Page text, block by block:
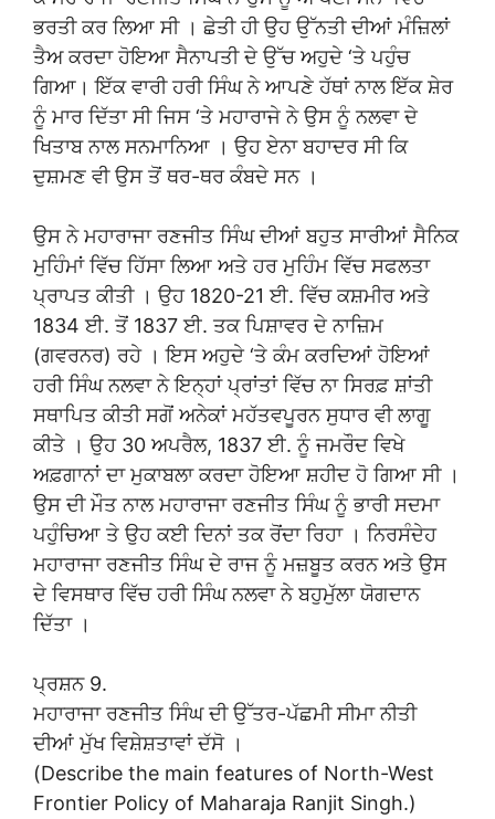
ਭਰਤੀ ਕਰ ਲਿਆ ਸੀ । ਛੇਤੀ ਹੀ ਉਹ ਉੱਨਤੀ ਦੀਆਂ ਮੰਜ਼ਿਲਾਂ
ਤੈਅ ਕਰਦਾ ਹੋਇਆ ਸੈਨਾਪਤੀ ਦੇ ਉੱਚ ਅਹੁਦੇ ‘ਤੇ ਪਹੁੰਚ
ਗਿਆ। ਇੱਕ ਵਾਰੀ ਹਰੀ ਸਿੰਘ ਨੇ ਆਪਣੇ ਹੱਥਾਂ ਨਾਲ ਇੱਕ ਸ਼ੇਰ
ਨੂੰ ਮਾਰ ਦਿੱਤਾ ਸੀ ਜਿਸ ‘ਤੇ ਮਹਾਰਾਜੇ ਨੇ ਉਸ ਨੂੰ ਨਲਵਾ ਦੇ
ਖਿਤਾਬ ਨਾਲ ਸਨਮਾਨਿਆ । ਉਹ ਏਨਾ ਬਹਾਦਰ ਸੀ ਕਿ
ਦੁਸ਼ਮਣ ਵੀ ਉਸ ਤੋਂ ਥਰ-ਥਰ ਕੰਬਦੇ ਸਨ ।
ਉਸ ਨੇ ਮਹਾਰਾਜਾ ਰਣਜੀਤ ਸਿੰਘ ਦੀਆਂ ਬਹੁਤ ਸਾਰੀਆਂ ਸੈਨਿਕ
ਮੁਹਿੰਮਾਂ ਵਿੱਚ ਹਿੱਸਾ ਲਿਆ ਅਤੇ ਹਰ ਮੁਹਿੰਮ ਵਿੱਚ ਸਫਲਤਾ
ਪ੍ਰਾਪਤ ਕੀਤੀ । ਉਹ 1820-21 ਈ. ਵਿੱਚ ਕਸ਼ਮੀਰ ਅਤੇ
1834 ਈ. ਤੋਂ 1837 ਈ. ਤਕ ਪਿਸ਼ਾਵਰ ਦੇ ਨਾਜ਼ਿਮ
(ਗਵਰਨਰ) ਰਹੇ । ਇਸ ਅਹੁਦੇ ‘ਤੇ ਕੰਮ ਕਰਦਿਆਂ ਹੋਇਆਂ
ਹਰੀ ਸਿੰਘ ਨਲਵਾ ਨੇ ਇਨ੍ਹਾਂ ਪ੍ਰਾਂਤਾਂ ਵਿੱਚ ਨਾ ਸਿਰਫ਼ ਸ਼ਾਂਤੀ
ਸਥਾਪਿਤ ਕੀਤੀ ਸਗੋਂ ਅਨੇਕਾਂ ਮਹੱਤਵਪੂਰਨ ਸੁਧਾਰ ਵੀ ਲਾਗੂ
ਕੀਤੇ । ਉਹ 30 ਅਪਰੈਲ, 1837 ਈ. ਨੂੰ ਜਮਰੌਦ ਵਿਖੇ
ਅਫ਼ਗਾਨਾਂ ਦਾ ਮੁਕਾਬਲਾ ਕਰਦਾ ਹੋਇਆ ਸ਼ਹੀਦ ਹੋ ਗਿਆ ਸੀ ।
ਉਸ ਦੀ ਮੌਤ ਨਾਲ ਮਹਾਰਾਜਾ ਰਣਜੀਤ ਸਿੰਘ ਨੂੰ ਭਾਰੀ ਸਦਮਾ
ਪਹੁੰਚਿਆ ਤੇ ਉਹ ਕਈ ਦਿਨਾਂ ਤਕ ਰੋਂਦਾ ਰਿਹਾ । ਨਿਰਸੰਦੇਹ
ਮਹਾਰਾਜਾ ਰਣਜੀਤ ਸਿੰਘ ਦੇ ਰਾਜ ਨੂੰ ਮਜ਼ਬੂਤ ਕਰਨ ਅਤੇ ਉਸ
ਦੇ ਵਿਸਥਾਰ ਵਿੱਚ ਹਰੀ ਸਿੰਘ ਨਲਵਾ ਨੇ ਬਹੁਮੁੱਲਾ ਯੋਗਦਾਨ
ਦਿੱਤਾ ।
ਪ੍ਰਸ਼ਨ 9.
ਮਹਾਰਾਜਾ ਰਣਜੀਤ ਸਿੰਘ ਦੀ ਉੱਤਰ-ਪੱਛਮੀ ਸੀਮਾ ਨੀਤੀ
ਦੀਆਂ ਮੁੱਖ ਵਿਸ਼ੇਸ਼ਤਾਵਾਂ ਦੱਸੋ ।
(Describe the main features of North-West
Frontier Policy of Maharaja Ranjit Singh.)